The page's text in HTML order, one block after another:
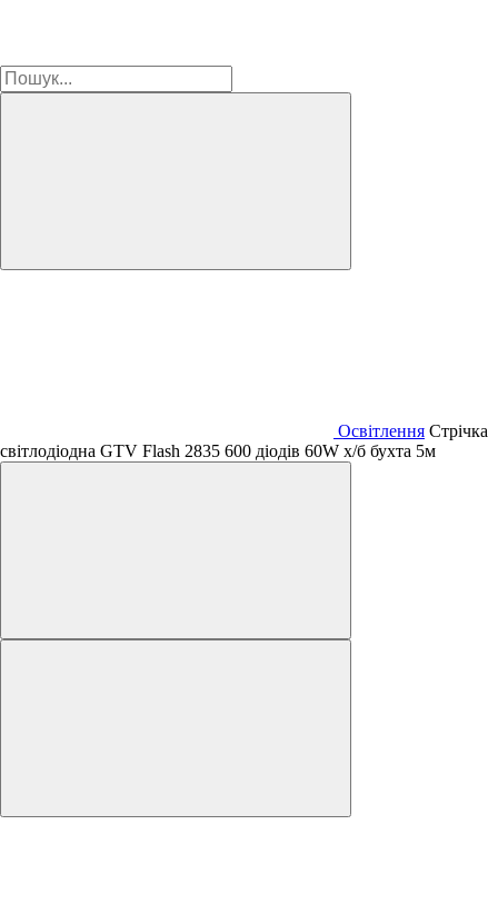
Освітлення Стрічка
світлодіодна GTV Flash 2835 600 діодів 60W х/б бухта 5м